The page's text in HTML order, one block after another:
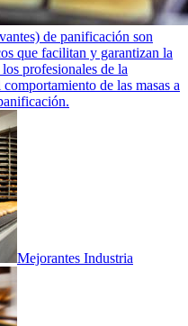
de panificación son
que facilitan y garantizan la
profesionales de la
de las masas a
Mejorantes Industria